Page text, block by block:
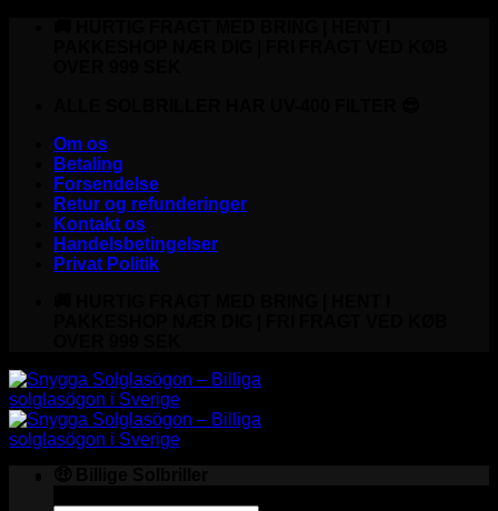
Om os
Betaling
Forsendelse
Retur og refunderinger
Kontakt os
Handelsbetingelser
Privat Politik